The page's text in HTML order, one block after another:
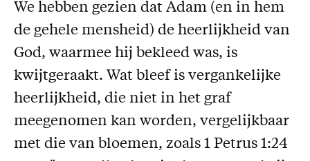
Proefnummer AMEN
Steun AMEN
Missie
Service
Adreswijziging
Nabestellen
We hebben gezien dat Adam (en in hem
de gehele mensheid) de heerlijkheid van
God, waarmee hij bekleed was, is
kwijtgeraakt. Wat bleef is vergankelijke
heerlijkheid, die niet in het graf
meegenomen kan worden, vergelijkbaar
met die van bloemen, zoals 1 Petrus 1:24